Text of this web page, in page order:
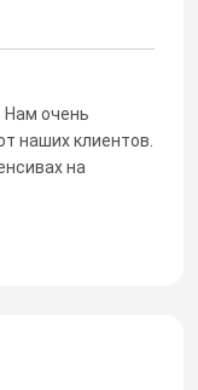
Нам очень
наших клиентов.
на